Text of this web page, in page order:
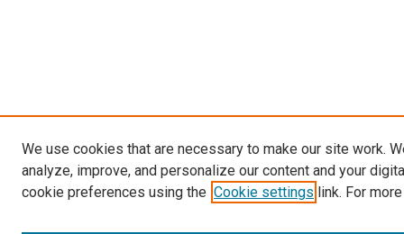
We use cookies that are necessary to make our site work.
analyze, improve, and personalize our content and your
cookie preferences using the Cookie settings link. For